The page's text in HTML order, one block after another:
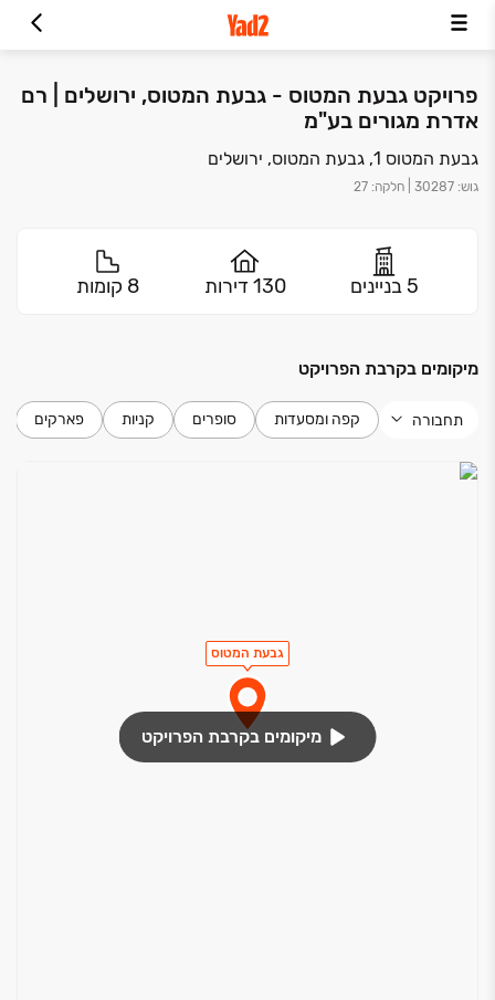
פרויקט גבעת המטוס - גבעת המטוס, ירושלים | רם
אדרת מגורים בע"מ
גבעת המטוס 1, גבעת המטוס, ירושלים
גוש:
30287 חלקה:
27
5 בניינים 130 דירות 8 קומות
מיקומים בקרבת הפרויקט
תחבורה קפה ומסעדות סופרים קניות פארקים
גבעת המטוס
מיקומים בקרבת הפרויקט